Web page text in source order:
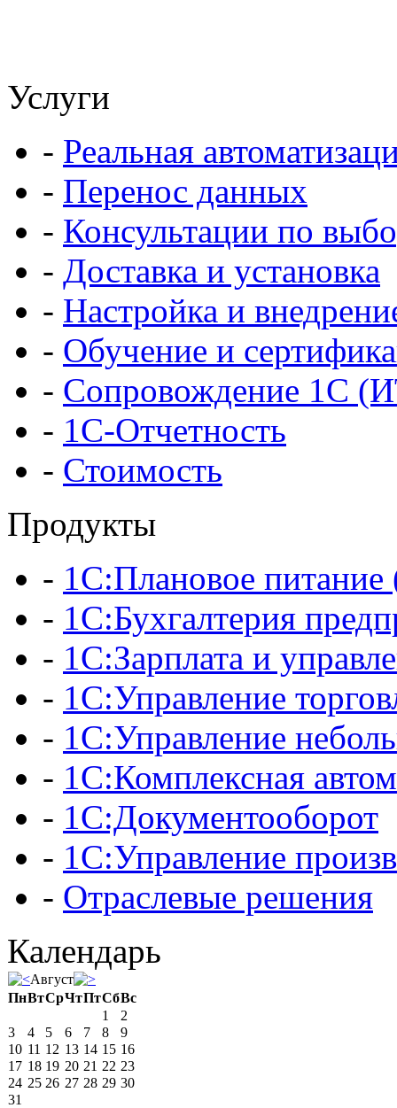
Услуги
- Реальная
- Перенос данных
- Консультации по
- Доставка и установка
- Настройка и
- Обучение и
- Сопровождение 1С
- 1С-Отчетность
- Стоимость
Продукты
- 1С:Плановое
- 1С:Бухгалтерия
- 1С:Зарплата и
- 1С:Управление
- 1С:Управление
- 1С:Комплексная
- 1С:Документооборот
- 1С:Управление
- Отраслевые решения
Календарь
Август
ПнВтСрЧтПтСбВс
1
2
3
4 5 6 7 8
9
10 11 12 13 14 15 16
17 18 19 20 21 22 23
24 25 26 27 28 29 30
31